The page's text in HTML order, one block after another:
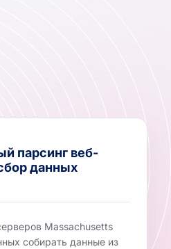
парсинг веб-
данных
Massachusetts
собирать данные из